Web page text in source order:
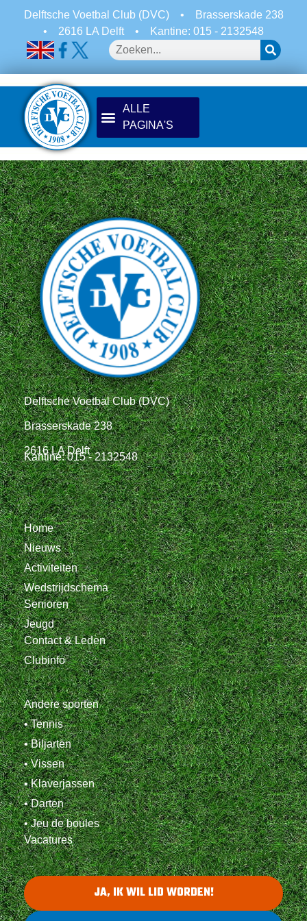
Delftsche Voetbal Club (DVC) •
Brasserskade 238
•
2616 LA Delft • Kantine: 015 - 2132548
Delftsche Voetbal Club (DVC)
Brasserskade 238
2616 LA Delft
Kantine: 015 - 2132548
Home
Nieuws
Activiteiten
Wedstrijdschema
Senioren
Jeugd
Contact & Leden
Clubinfo
Andere sporten
• Tennis
• Biljarten
• Vissen
• Klaverjassen
• Darten
• Jeu de boules
Vacatures
JA, IK WIL LID WORDEN!